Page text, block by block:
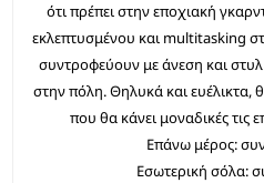
ότι πρέπει στην εποχιακή
εκλεπτυσμένου και multitasking
συντροφεύουν με άνεση και
στην πόλη. Θηλυκά και ευέλικτα,
που θα κάνει μοναδικές τις
Επάνω μέρος:
Εσωτερική σόλα: